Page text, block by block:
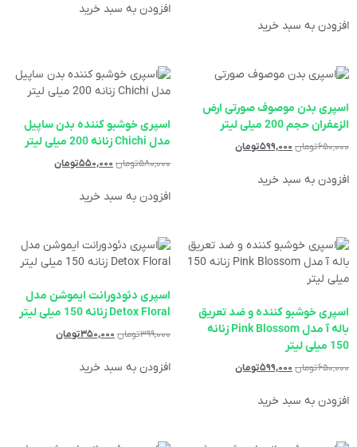
افزودن به سبد خرید
افزودن به سبد خرید
اسپری بدن موصوف صورتی ارض
الزعفران حجم 200 میلی لیتر
۶۵۰,۰۰۰تومان ۵۹۹,۰۰۰تومان
افزودن به سبد خرید
اسپری خوشبو کننده بدن ساپیل
مدل Chichi زنانه 200 میلی لیتر
۵۸۰,۰۰۰تومان ۵۵۰,۰۰۰تومان
افزودن به سبد خرید
اسپری خوشبو کننده و ضد تعریق
باله آ مدل Pink Blossom زنانه
150 میلی لیتر
۶۵۰,۰۰۰تومان ۵۹۹,۰۰۰تومان
افزودن به سبد خرید
اسپری دئودورانت ایموشن مدل
Detox Floral زنانه 150 میلی لیتر
۳۹۹,۰۰۰تومان ۳۵۰,۰۰۰تومان
افزودن به سبد خرید